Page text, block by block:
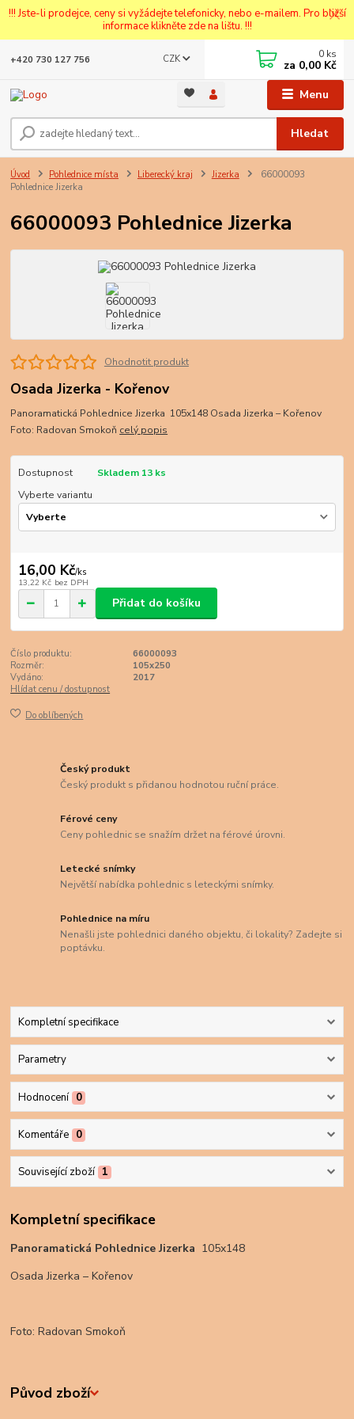
!!! Jste-li prodejce, ceny si vyžádejte telefonicky, nebo e-mailem. Pro bližší
informace klikněte zde na lištu. !!!
Menu
CZK
Hledat
+420 730 127 756 0 ks
za 0,00 Kč
Úvod Pohlednice místa Liberecký kraj Jizerka
66000093
Pohlednice Jizerka
66000093 Pohlednice Jizerka
Ohodnotit produkt
Osada Jizerka - Kořenov
Panoramatická Pohlednice Jizerka 105x148 Osada Jizerka – Kořenov
Foto: Radovan Smokoň celý popis
Dostupnost
Skladem 13 ks
Vyberte variantu
16,00 Kč/ks
13,22 Kč bez DPH
Přidat do košíku
Číslo produktu:
66000093
Rozměr:
105x250
Vydáno:
2017
Hlídat cenu / dostupnost
Do oblíbených
Český produkt
Český produkt s přidanou hodnotou ruční práce.
Férové ceny
Ceny pohlednic se snažím držet na férové úrovni.
Letecké snímky
Největší nabídka pohlednic s leteckými snímky.
Pohlednice na míru
Nenašli jste pohlednici daného objektu, či lokality? Zadejte si
poptávku.
Kompletní specifikace
Parametry
Hodnocení 0
Komentáře 0
Související zboží 1
Kompletní specifikace
Panoramatická Pohlednice Jizerka 105x148
Osada Jizerka – Kořenov
Foto: Radovan Smokoň
Původ zboží